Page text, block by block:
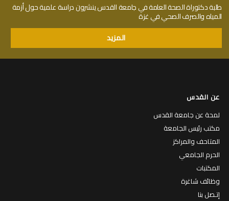
طلبة دكتوراة الصحة العامة في جامعة القدس ينشرون دراسة علمية حول أزمة
المياه والصرف الصحي في غزة
المزيد
عن القدس
لمحة عن جامعة القدس
مكتب رئيس الجامعة
المتاحف والمراكز
الحرم الجامعي
المكتبات
وظائف شاغرة
إتـصل بنا